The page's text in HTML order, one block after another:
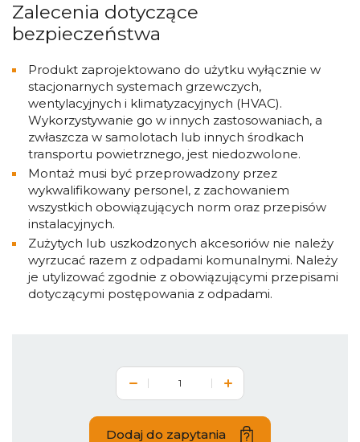
Zalecenia dotyczące
bezpieczeństwa
Produkt zaprojektowano do użytku wyłącznie w
stacjonarnych systemach grzewczych,
wentylacyjnych i klimatyzacyjnych (HVAC).
Wykorzystywanie go w innych zastosowaniach, a
zwłaszcza w samolotach lub innych środkach
transportu powietrznego, jest niedozwolone.
Montaż musi być przeprowadzony przez
wykwalifikowany personel, z zachowaniem
wszystkich obowiązujących norm oraz przepisów
instalacyjnych.
Zużytych lub uszkodzonych akcesoriów nie należy
wyrzucać razem z odpadami komunalnymi. Należy
je utylizować zgodnie z obowiązującymi przepisami
dotyczącymi postępowania z odpadami.
Dodaj do zapytania